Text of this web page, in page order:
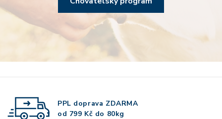
PPL doprava ZDARMA
od 799 Kč do 80kg